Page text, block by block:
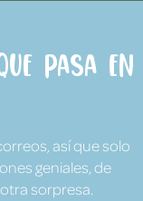
pasa en
así que solo
geniales, de
sorpresa.